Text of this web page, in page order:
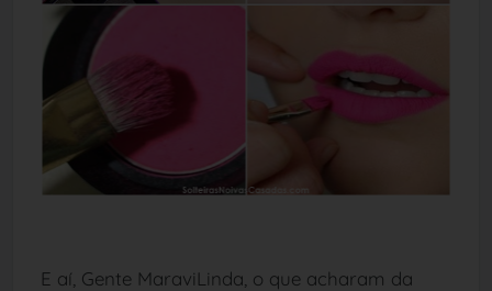
E aí, Gente MaraviLinda, o que acharam da